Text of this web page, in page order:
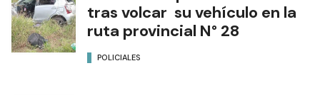
tras volcar su vehículo en la
ruta provincial N° 28
POLICIALES